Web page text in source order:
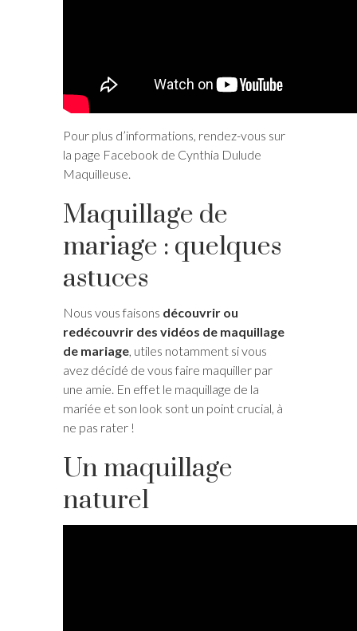
Pour plus d’informations, rendez-vous sur
la page Facebook de Cynthia Dulude
Maquilleuse.
Maquillage de
mariage : quelques
astuces
Nous vous faisons découvrir ou
redécouvrir des vidéos de maquillage
de mariage, utiles notamment si vous
avez décidé de vous faire maquiller par
une amie. En effet le maquillage de la
mariée et son look sont un point crucial, à
ne pas rater !
Un maquillage
naturel